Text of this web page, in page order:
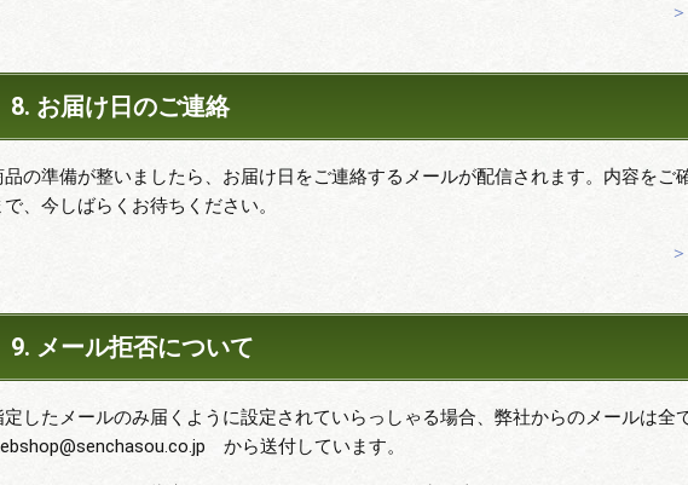
8. お届け日のご連絡
品の準備が整いましたら、お届け日をご連絡するメールが配信されます。内容をご
で、今しばらくお待ちください。
9. メール拒否について
定したメールのみ届くように設定されていらっしゃる場合、弊社からのメールは全
から送付しています。